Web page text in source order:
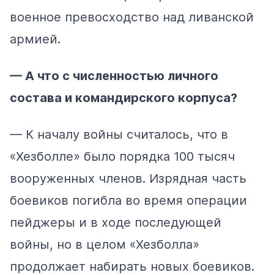
военное превосходство над ливанской
армией.
— А что с численностью личного
состава и командирского корпуса?
— К началу войны считалось, что в
«Хезболле» было порядка 100 тысяч
вооруженных членов. Изрядная часть
боевиков погибла во время операции
пейджеры и в ходе последующей
войны, но в целом «Хезболла»
продолжает набирать новых боевиков.